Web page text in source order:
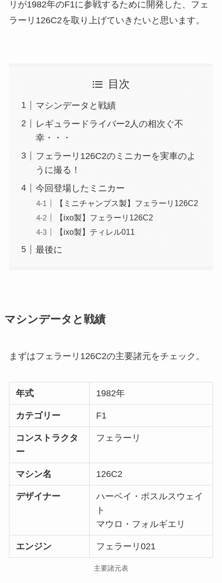
リが1982年のF1に参戦するために開発した、フェ
ラーリ126C2を取り上げていきたいと思います。
目次
マシンデータと戦績
レギュラードライバー2人の相次ぐ不
幸・・・
フェラーリ126C2のミニカーを実車のよ
うに撮る！
今回登場したミニカー
【ミニチャンプス製】フェラーリ126C2
【ixo製】フェラーリ126C2
【ixo製】ティレル011
最後に
マシンデータと戦績
まずはフェラーリ126C2の主要諸元をチェック。
年式 1982年
カテゴリー F1
コンストラクタ
ー
フェラーリ
マシン名 126C2
デザイナー
ハーベイ・ポスルスウェイ
ト
マウロ・フォルギエリ
エンジン フェラーリ021
主要諸元表